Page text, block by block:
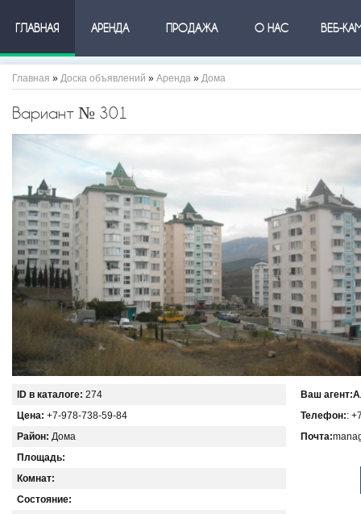
ГЛАВНАЯ АРЕНДА ПРОДАЖА О НАС ВЕБ-
Главная » Доска объявлений » Аренда » Дома
Вариант № 301
ID в каталоге: 274
Цена: +7-978-738-59-84
Район: Дома
Площадь:
Комнат:
Состояние:
Ваш агент:
Телефон::
Почта: